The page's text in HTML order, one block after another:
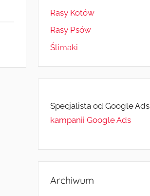
Rasy Kotów
Rasy Psów
Ślimaki
Specjalista od Google Ads
kampanii Google Ads
Archiwum